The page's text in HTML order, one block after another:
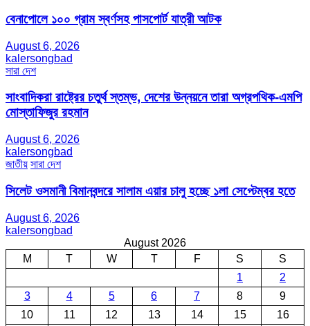
বেনাপোলে ১০০ গ্রাম স্বর্ণসহ পাসপোর্ট যাত্রী আটক
August 6, 2026
kalersongbad
সারা দেশ
সাংবাদিকরা রাষ্ট্রের চতুর্থ স্তম্ভ, দেশের উন্নয়নে তারা অগ্রপথিক-এমপি
মোস্তাফিজুর রহমান
August 6, 2026
kalersongbad
জাতীয় সারা দেশ
সিলেট ওসমানী বিমানবন্দরে সালাম এয়ার চালু হচ্ছে ১লা সেপ্টেম্বর হতে
August 6, 2026
kalersongbad
August 2026
M
T W T F S
S
1
2
3
4 5 6 7 8
9
10
11 12 13 14 15
16